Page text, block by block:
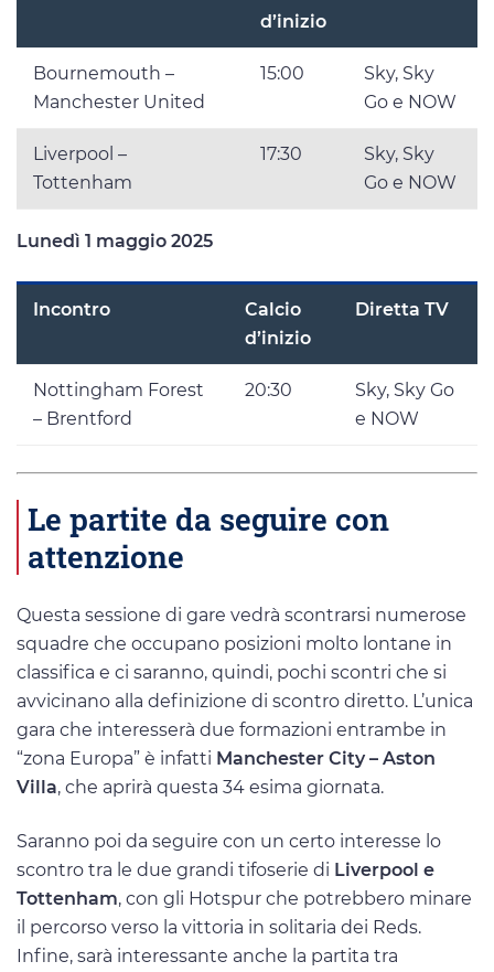
d’inizio
Bournemouth –
Manchester United
15:00
Sky, Sky
Go e NOW
Liverpool –
Tottenham
17:30
Sky, Sky
Go e NOW
Lunedì 1 maggio 2025
Incontro
Calcio
d’inizio
Diretta TV
Nottingham Forest
– Brentford
20:30
Sky, Sky Go
e NOW
Le partite da seguire con
attenzione
Questa sessione di gare vedrà scontrarsi numerose
squadre che occupano posizioni molto lontane in
classifica e ci saranno, quindi, pochi scontri che si
avvicinano alla definizione di scontro diretto. L’unica
gara che interesserà due formazioni entrambe in
“zona Europa” è infatti Manchester City – Aston
Villa, che aprirà questa 34 esima giornata.
Saranno poi da seguire con un certo interesse lo
scontro tra le due grandi tifoserie di Liverpool e
Tottenham, con gli Hotspur che potrebbero minare
il percorso verso la vittoria in solitaria dei Reds.
Infine, sarà interessante anche la partita tra